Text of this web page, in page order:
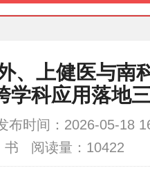
、上健医与南
学科应用落地
时间：2026-05-18
书 阅读量：10422